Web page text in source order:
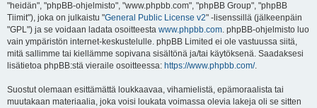
"heidän", "phpBB-ohjelmisto", "www.phpbb.com", "phpBB Group", "phpBB
Tiimit"), joka on julkaistu "General Public License v2" -lisenssillä (jälkeenpäin
"GPL") ja se voidaan ladata osoitteesta www.phpbb.com. phpBB-ohjelmisto luo
vain ympäristön internet-keskustelulle. phpBB Limited ei ole vastuussa siitä,
mitä sallimme tai kiellämme sopivana sisältönä ja/tai käytöksenä. Saadaksesi
lisätietoa phpBB:stä vieraile osoitteessa: https://www.phpbb.com/.
Suostut olemaan esittämättä loukkaavaa, vihamielistä, epämoraalista tai
muutakaan materiaalia, joka voisi loukata voimassa olevia lakeja oli se sitten